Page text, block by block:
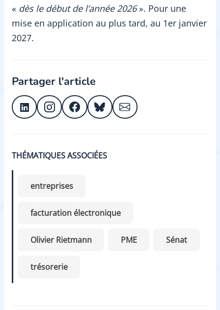
« dès le début de l’année 2026». Pour une
mise en application au plus tard, au 1er janvier
2027.
Partager l'article
THÉMATIQUES ASSOCIÉES
entreprises
facturation électronique
Olivier Rietmann PME Sénat
trésorerie